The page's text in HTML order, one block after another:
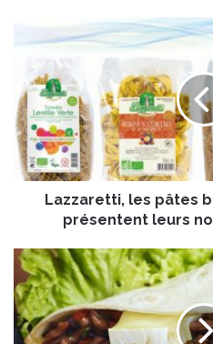
a
r
e
e
p
â
Lazzaretti, les pâtes
présentent leurs
Q
e
s
a